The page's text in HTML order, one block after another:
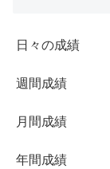
日々の成績
週間成績
月間成績
年間成績